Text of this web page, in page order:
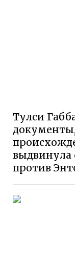
Тулси
выдвинула
против